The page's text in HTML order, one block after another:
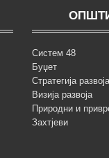
Систем 48
Буџет
Стратегија
Визија развоја
Природни и
Захтјеви